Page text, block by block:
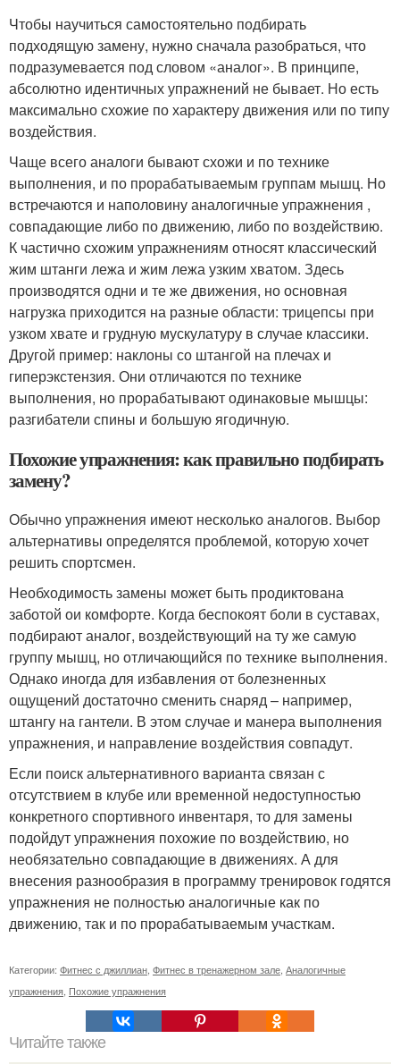
Чтобы научиться самостоятельно подбирать
подходящую замену, нужно сначала разобраться, что
подразумевается под словом «аналог». В принципе,
абсолютно идентичных упражнений не бывает. Но есть
максимально схожие по характеру движения или по типу
воздействия.
Чаще всего аналоги бывают схожи и по технике
выполнения, и по прорабатываемым группам мышц. Но
встречаются и наполовину аналогичные упражнения ,
совпадающие либо по движению, либо по воздействию.
К частично схожим упражнениям относят классический
жим штанги лежа и жим лежа узким хватом. Здесь
производятся одни и те же движения, но основная
нагрузка приходится на разные области: трицепсы при
узком хвате и грудную мускулатуру в случае классики.
Другой пример: наклоны со штангой на плечах и
гиперэкстензия. Они отличаются по технике
выполнения, но прорабатывают одинаковые мышцы:
разгибатели спины и большую ягодичную.
Похожие упражнения: как правильно подбирать
замену?
Обычно упражнения имеют несколько аналогов. Выбор
альтернативы определятся проблемой, которую хочет
решить спортсмен.
Необходимость замены может быть продиктована
заботой ои комфорте. Когда беспокоят боли в суставах,
подбирают аналог, воздействующий на ту же самую
группу мышц, но отличающийся по технике выполнения.
Однако иногда для избавления от болезненных
ощущений достаточно сменить снаряд – например,
штангу на гантели. В этом случае и манера выполнения
упражнения, и направление воздействия совпадут.
Если поиск альтернативного варианта связан с
отсутствием в клубе или временной недоступностью
конкретного спортивного инвентаря, то для замены
подойдут упражнения похожие по воздействию, но
необязательно совпадающие в движениях. А для
внесения разнообразия в программу тренировок годятся
упражнения не полностью аналогичные как по
движению, так и по прорабатываемым участкам.
Категории: Фитнес с джиллиан, Фитнес в тренажерном зале, Аналогичные
упражнения, Похожие упражнения
Читайте также